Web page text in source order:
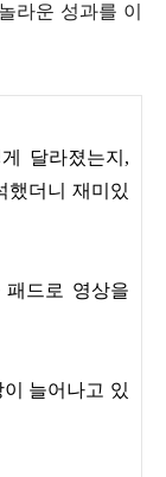
라운 성과를 이
달라졌는지,
했더니 재미있
드로 영상을
늘어나고 있